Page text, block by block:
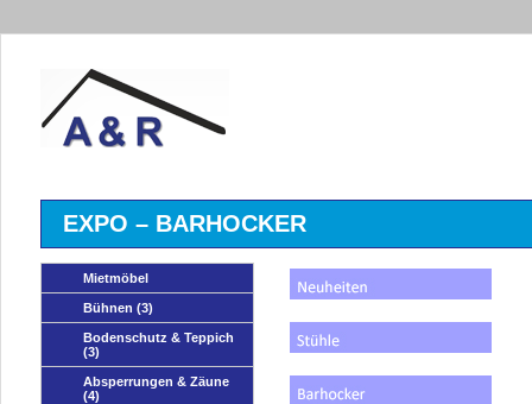
EXPO – BARHOCKER
Mietmöbel
Bühnen (3)
Bodenschutz & Teppich
(3)
Absperrungen & Zäune
(4)